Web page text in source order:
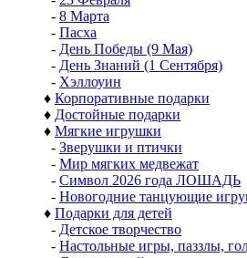
- 8 Марта
- Пасха
- День Победы (9 Мая)
- День Знаний (1 Сентября)
- Хэллоуин
♦ Корпоративные подарки
♦ Достойные подарки
♦ Мягкие игрушки
- Зверушки и птички
- Мир мягких медвежат
- Символ 2026 года ЛОШАДЬ
- Новогодние танцующие
♦ Подарки для детей
- Детское творчество
- Настольные игры, паззлы,